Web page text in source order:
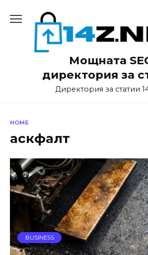
Мощната
директория за
Директория за статии
HOME
аскфалт
BUSINESS